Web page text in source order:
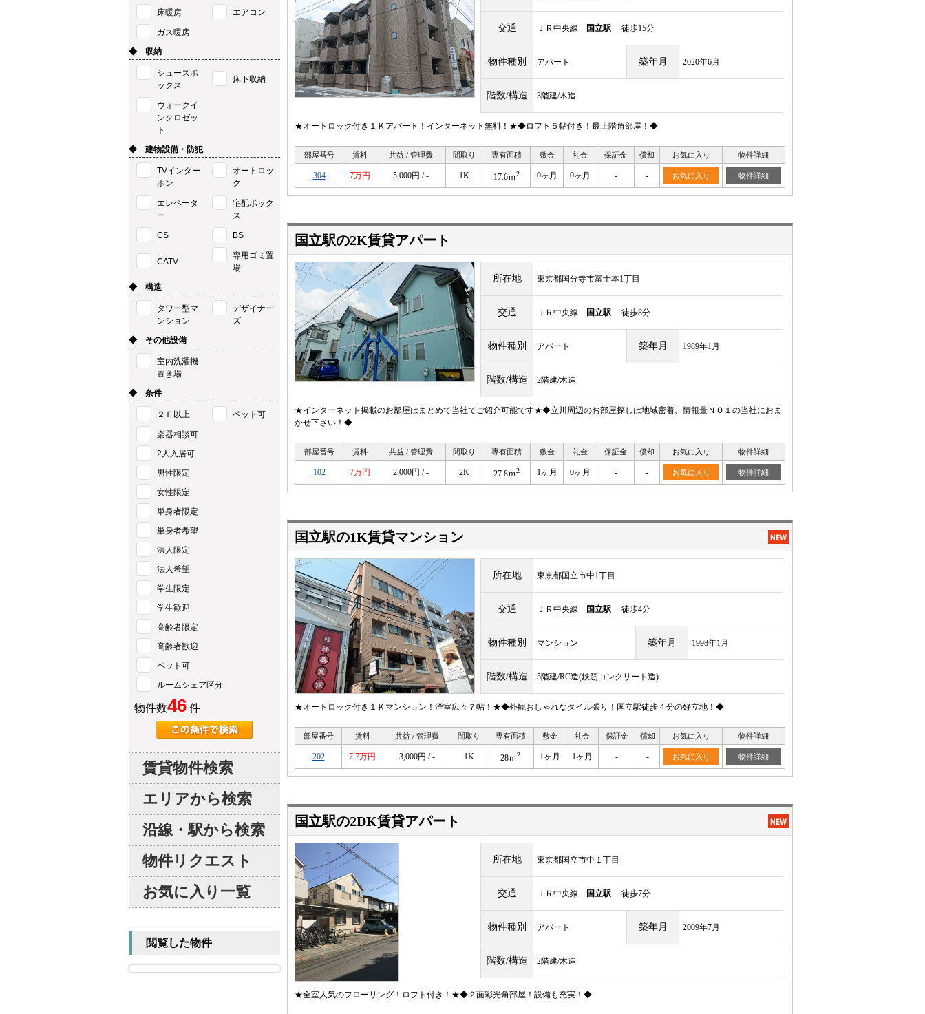
交通 ＪＲ中央線 国立駅 徒歩15分
物件種別 アパート 築年月 2020年6月
階数/構造 3階建/木造
★オートロック付き１Ｋアパート！インターネット無料！★◆ロフト５帖付き！最上階角部屋！◆
部屋番号 賃料 共益 / 管理費 間取り 専有面積 敷金 礼金 保証金 償却 お気に入り 物件詳細
304 7万円 5,000円 / - 1K 17.6ｍ2 0ヶ月 0ヶ月 - - お気に入り 物件詳細
国立駅の2K賃貸アパート
所在地 東京都国分寺市富士本1丁目
交通 ＪＲ中央線 国立駅 徒歩8分
物件種別 アパート 築年月 1989年1月
階数/構造 2階建/木造
★インターネット掲載のお部屋はまとめて当社でご紹介可能です★◆立川周辺のお部屋探しは地域密着、情報量ＮＯ１の当社におま
かせ下さい！◆
部屋番号 賃料 共益 / 管理費 間取り 専有面積 敷金 礼金 保証金 償却 お気に入り 物件詳細
102 7万円 2,000円 / - 2K 27.8ｍ2 1ヶ月 0ヶ月 - - お気に入り 物件詳細
国立駅の1K賃貸マンション
所在地 東京都国立市中1丁目
交通 ＪＲ中央線 国立駅 徒歩4分
物件種別 マンション 築年月 1998年1月
階数/構造 5階建/RC造(鉄筋コンクリート造)
★オートロック付き１Ｋマンション！洋室広々７帖！★◆外観おしゃれなタイル張り！国立駅徒歩４分の好立地！◆
部屋番号 賃料 共益 / 管理費 間取り 専有面積 敷金 礼金 保証金 償却 お気に入り 物件詳細
202 7.7万円 3,000円 / - 1K 28ｍ2 1ヶ月 1ヶ月 - - お気に入り 物件詳細
国立駅の2DK賃貸アパート
所在地 東京都国立市中１丁目
交通 ＪＲ中央線 国立駅 徒歩7分
物件種別 アパート 築年月 2009年7月
階数/構造 2階建/木造
★全室人気のフローリング！ロフト付き！★◆２面彩光角部屋！設備も充実！◆
床暖房 エアコン
ガス暖房
◆ 収納
シューズボ
ックス
床下収納
ウォークイ
ンクロゼッ
ト
◆ 建物設備・防犯
TVインター
ホン
オートロッ
ク
エレベータ
ー
宅配ボック
ス
CS BS
CATV
専用ゴミ置
場
◆ 構造
タワー型マ
ンション
デザイナー
ズ
◆ その他設備
室内洗濯機
置き場
◆ 条件
２Ｆ以上 ペット可
楽器相談可
2人入居可
男性限定
女性限定
単身者限定
単身者希望
法人限定
法人希望
学生限定
学生歓迎
高齢者限定
高齢者歓迎
ペット可
ルームシェア区分
物件数46 件
賃貸物件検索
エリアから検索
沿線・駅から検索
物件リクエスト
お気に入り一覧
閲覧した物件